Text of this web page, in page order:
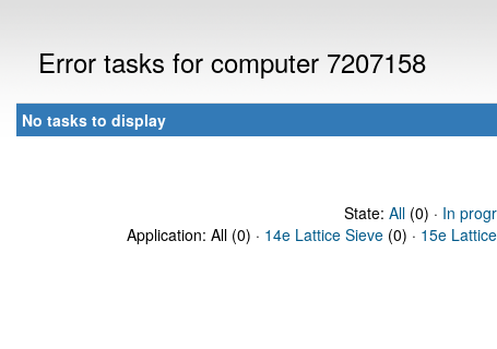
Error tasks for computer 7207158
No tasks to display
State: All(0) · In
Application: All (0) · 14e Lattice Sieve (0) · 15e